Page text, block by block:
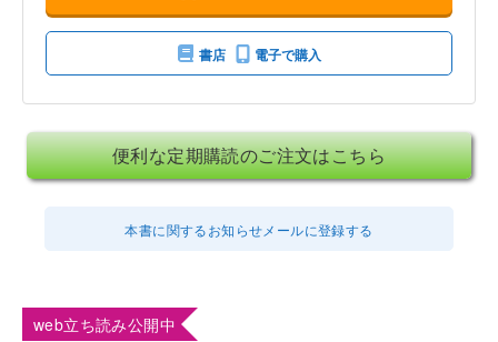
書店 電子で購入
便利な定期購読のご注文はこちら
本書に関するお知らせメールに登録する
web立ち読み公開中